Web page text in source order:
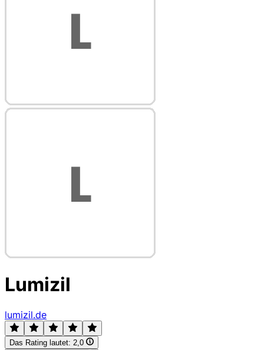
Lumizil
lumizil.de
Das Rating lautet: 2,0